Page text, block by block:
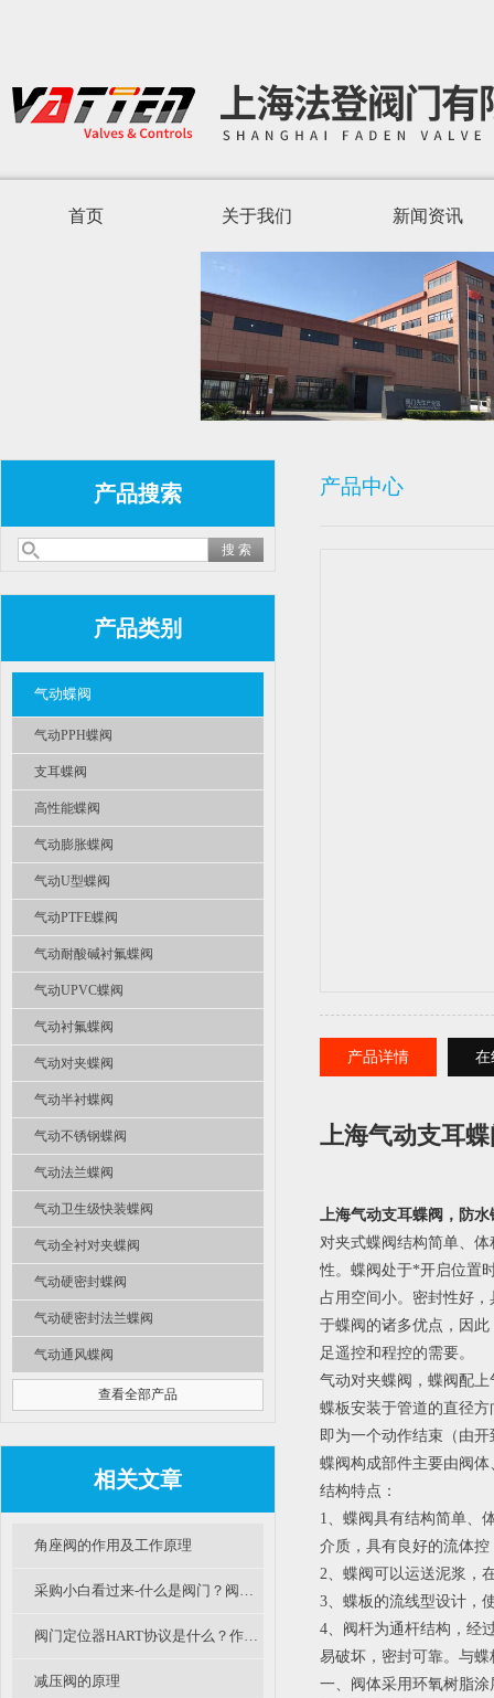
首页 关于我们 新闻资讯
产品搜索
产品类别
气动蝶阀
气动PPH蝶阀
支耳蝶阀
高性能蝶阀
气动膨胀蝶阀
气动U型蝶阀
气动PTFE蝶阀
气动耐酸碱衬氟蝶阀
气动UPVC蝶阀
气动衬氟蝶阀
气动对夹蝶阀
气动半衬蝶阀
气动不锈钢蝶阀
气动法兰蝶阀
气动卫生级快装蝶阀
气动全衬对夹蝶阀
气动硬密封蝶阀
气动硬密封法兰蝶阀
气动通风蝶阀
查看全部产品
相关文章
角座阀的作用及工作原理
采购小白看过来-什么是阀门？阀门是什么意思？阀门怎么分类的呢？
阀门定位器HART协议是什么？作用是什么？
减压阀的原理
产品中心
产品详情 在
上海气动支耳
上海气动支耳蝶阀，防
对夹式蝶阀结构简单、
性。蝶阀处于*开启位置
占用空间小。密封性好
于蝶阀的诸多优点，因
足遥控和程控的需要。
气动对夹蝶阀，蝶阀配
蝶板安装于管道的直径
即为一个动作结束（由
蝶阀构成部件主要由阀
结构特点：
1、蝶阀具有结构简单、
介质，具有良好的流体
2、蝶阀可以运送泥浆，
3、蝶板的流线型设计，
4、阀杆为通杆结构，经
易破坏，密封可靠。与
一、阀体采用环氧树脂